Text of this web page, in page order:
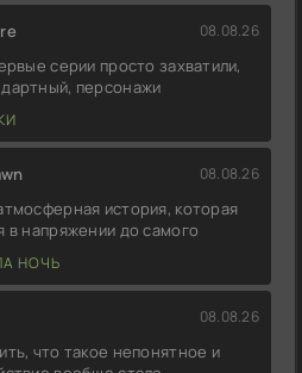
08.08.26
серии просто захватили,
персонажи
08.08.26
история, которая
в напряжении до самого
НОЧЬ
08.08.26
что такое непонятное и